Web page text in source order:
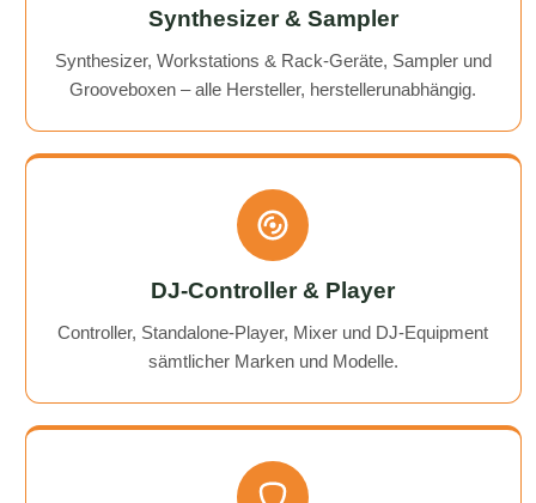
Synthesizer & Sampler
Synthesizer, Workstations & Rack-Geräte, Sampler und
Grooveboxen – alle Hersteller, herstellerunabhängig.
DJ-Controller & Player
Controller, Standalone-Player, Mixer und DJ-Equipment
sämtlicher Marken und Modelle.